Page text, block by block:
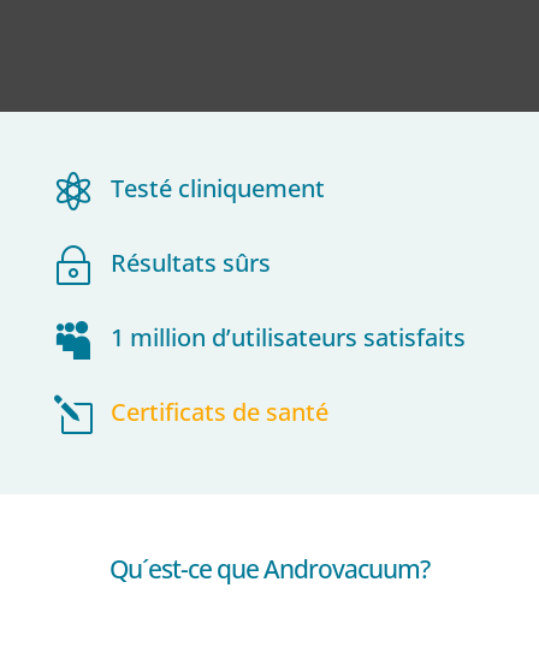
 Testé cliniquement
~ Résultats sûrs
 1 million d’utilisateurs satisfaits
l Certificats de santé
Qu´est-ce que Androvacuum?